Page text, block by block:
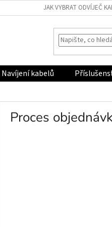
JAK VYBRAT ODVÍJEČ
Navíjení kabelů
Proces